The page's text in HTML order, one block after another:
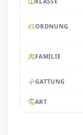
ORDNUNG
FAMILIE
GATTUNG
ART